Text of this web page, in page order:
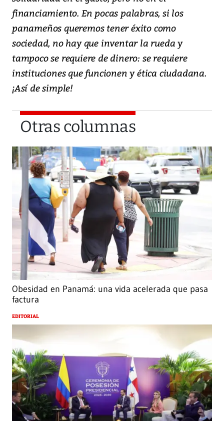
financiamiento. En pocas palabras, si los
panameños queremos tener éxito como
sociedad, no hay que inventar la rueda y
tampoco se requiere de dinero: se requiere
instituciones que funcionen y ética ciudadana.
¡Así de simple!
Otras columnas
Obesidad en Panamá: una vida acelerada que pasa
factura
EDITORIAL